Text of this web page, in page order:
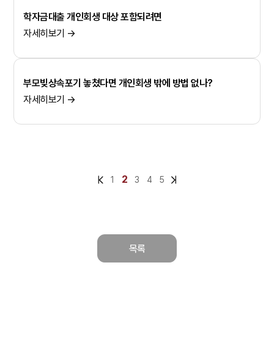
학자금대출 개인회생 대상 포함되려면
자세히보기 →
부모빚상속포기 놓쳤다면 개인회생 밖에 방법 없나?
자세히보기 →
1 2 3 4 5
목록